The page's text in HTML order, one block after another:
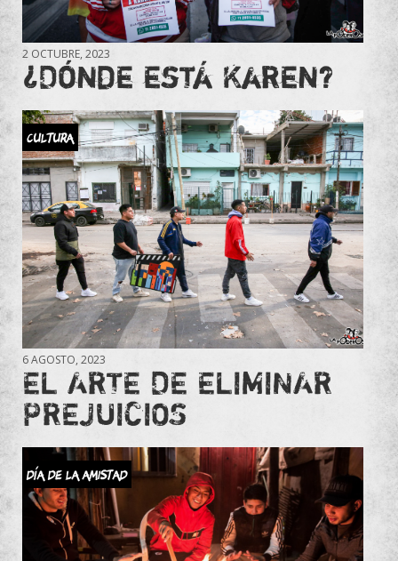
2 OCTUBRE, 2023
¿Dónde está Karen?
Cultura
6 AGOSTO, 2023
EL ARTE DE ELIMINAR
PREJUICIOS
Día de la amistad